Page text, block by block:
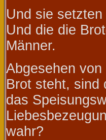
Und sie
Und die die
Männer.
Abgesehen
Brot steht, sind
das
wahr?